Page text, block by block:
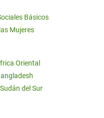
Básicos
Mujeres
Oriental
del Sur